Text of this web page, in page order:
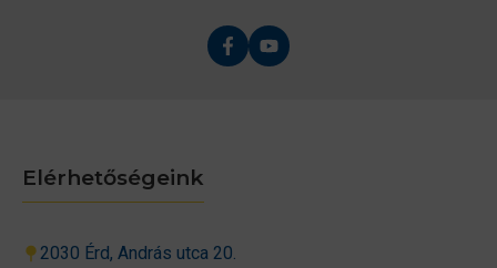
Elérhetőségeink
2030 Érd, András utca 20.